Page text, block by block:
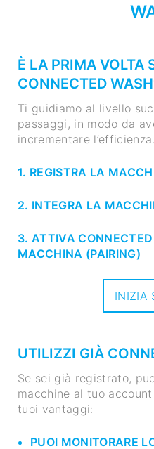
È LA PRIMA VOLTA
CONNECTED
Ti guidiamo al livello
passaggi, in modo da
incrementare
1. REGISTRA LA
2. INTEGRA LA
3. ATTIVA
MACCHINA (PAIRING)
INIZIA
UTILIZZI GIÀ
Se sei già registrato,
macchine al tuo
tuoi vantaggi:
PUOI MONITORARE